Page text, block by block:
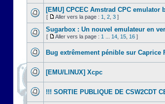
[EMU] CPCEC Amstrad CPC emulator
[ Aller vers la page : 1 2 3 ]
Sugarbox : Un nouvel emulateur en
[ Aller vers la page : 1 14 15 16 ]
Bug extrêmement pénible sur Caprice
[EMU/LINUX] Xcpc
!!! SORTIE PUBLIQUE DE CSW2CDT